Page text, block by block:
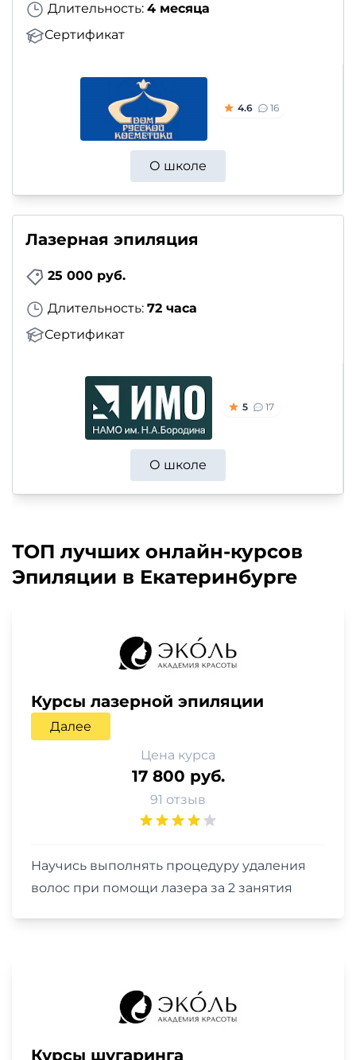
Длительность: 4 месяца
Сертификат
4.6 16
О школе
Лазерная эпиляция
25 000 руб.
Длительность: 72 часа
Сертификат
5 17
О школе
ТОП лучших онлайн-курсов
Эпиляции в Екатеринбурге
Курсы лазерной эпиляции
Далее
Цена курса
17 800 руб.
91 отзыв
Научись выполнять процедуру удаления
волос при помощи лазера за 2 занятия
Курсы шугаринга